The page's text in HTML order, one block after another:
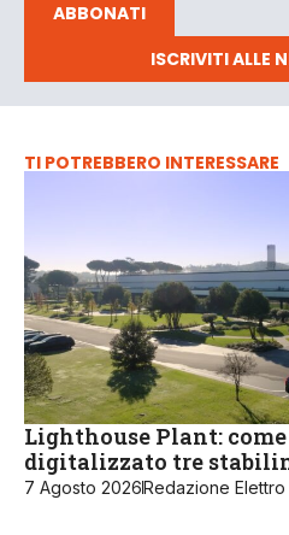
ABBONATI
ISCRIVITI ALLE
TI POTREBBERO INTERESSARE
Lighthouse Plant: come
digitalizzato tre
7 Agosto 2026Redazione Elettro